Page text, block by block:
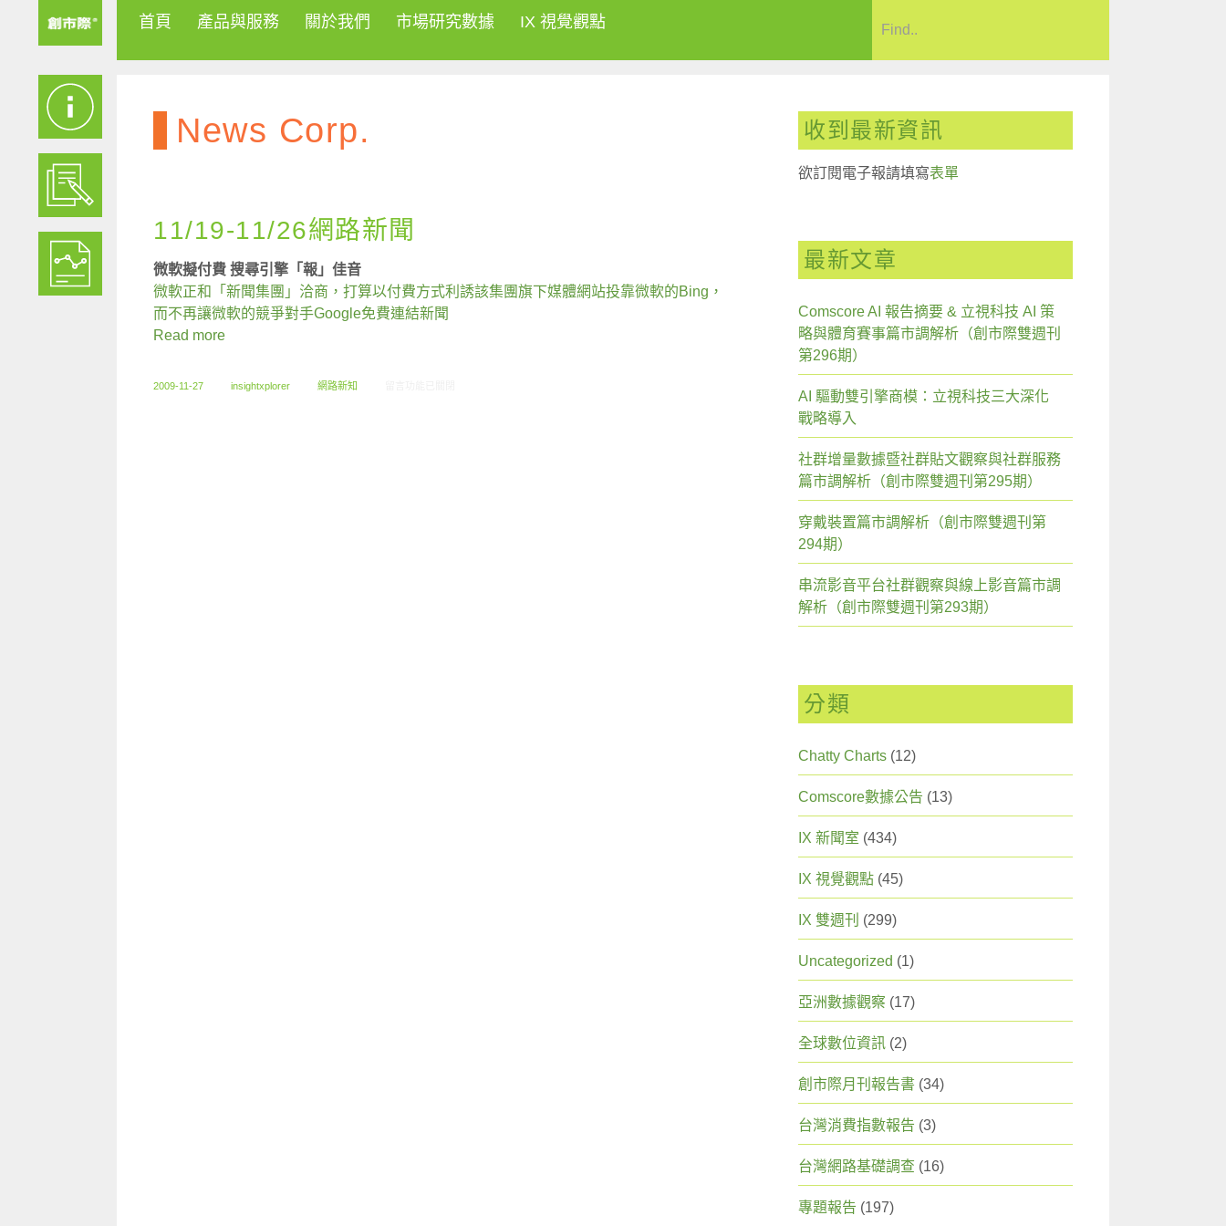
首頁 產品與服務 關於我們 市場研究數據 IX 視覺觀點
News Corp.
11/19-11/26網路新聞
微軟擬付費 搜尋引擎「報」佳音
微軟正和「新聞集團」洽商，打算以付費方式利誘該集團旗下媒體網站投靠微軟的Bing，
而不再讓微軟的競爭對手Google免費連結新聞
Read more
2009-11-27 insightxplorer 網路新知
收到最新資訊
欲訂閱電子報請填寫表單
最新文章
Comscore AI 報告摘要 & 立視科技 AI 策
略與體育賽事篇市調解析（創市際雙週刊
第296期）
AI 驅動雙引擎商模：立視科技三大深化
戰略導入
社群增量數據暨社群貼文觀察與社群服務
篇市調解析（創市際雙週刊第295期）
穿戴裝置篇市調解析（創市際雙週刊第
294期）
串流影音平台社群觀察與線上影音篇市調
解析（創市際雙週刊第293期）
分類
Chatty Charts (12)
Comscore數據公告 (13)
IX 新聞室 (434)
IX 視覺觀點 (45)
IX 雙週刊 (299)
Uncategorized (1)
亞洲數據觀察 (17)
全球數位資訊 (2)
創市際月刊報告書 (34)
台灣消費指數報告 (3)
台灣網路基礎調查 (16)
專題報告 (197)